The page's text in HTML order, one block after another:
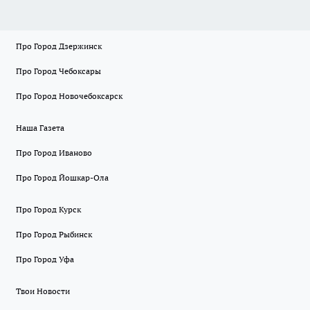
Про Город Дзержинск
Про Город Чебоксары
Про Город Новочебоксарск
Наша Газета
Про Город Иваново
Про Город Йошкар-Ола
Про Город Курск
Про Город Рыбинск
Про Город Уфа
Твои Новости